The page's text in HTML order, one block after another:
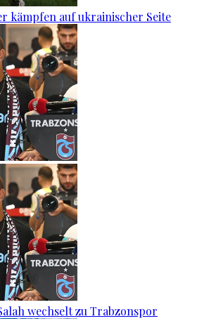
kämpfen auf ukrainischer Seite
wechselt zu Trabzonspor